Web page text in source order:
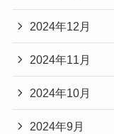
2024年12月
2024年11月
2024年10月
2024年9月